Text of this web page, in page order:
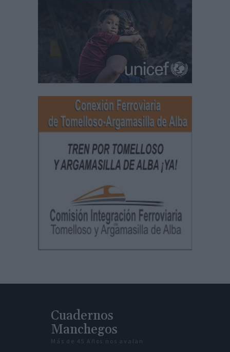
Cuadernos
Manchegos
Más de 45 Años nos avalan